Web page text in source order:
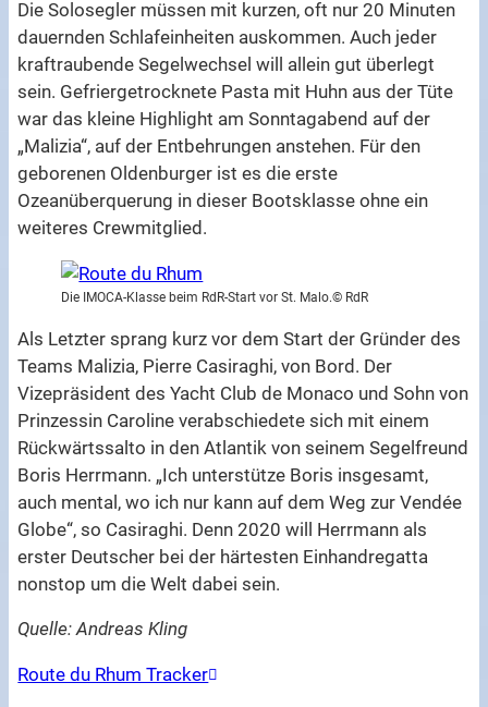
Die Solosegler müssen mit kurzen, oft nur 20 Minuten
dauernden Schlafeinheiten auskommen. Auch jeder
kraftraubende Segelwechsel will allein gut überlegt
sein. Gefriergetrocknete Pasta mit Huhn aus der Tüte
war das kleine Highlight am Sonntagabend auf der
„Malizia“, auf der Entbehrungen anstehen. Für den
geborenen Oldenburger ist es die erste
Ozeanüberquerung in dieser Bootsklasse ohne ein
weiteres Crewmitglied.
Die IMOCA-Klasse beim RdR-Start vor St. Malo.© RdR
Als Letzter sprang kurz vor dem Start der Gründer des
Teams Malizia, Pierre Casiraghi, von Bord. Der
Vizepräsident des Yacht Club de Monaco und Sohn von
Prinzessin Caroline verabschiedete sich mit einem
Rückwärtssalto in den Atlantik von seinem Segelfreund
Boris Herrmann. „Ich unterstütze Boris insgesamt,
auch mental, wo ich nur kann auf dem Weg zur Vendée
Globe“, so Casiraghi. Denn 2020 will Herrmann als
erster Deutscher bei der härtesten Einhandregatta
nonstop um die Welt dabei sein.
Quelle: Andreas Kling
Route du Rhum Tracker